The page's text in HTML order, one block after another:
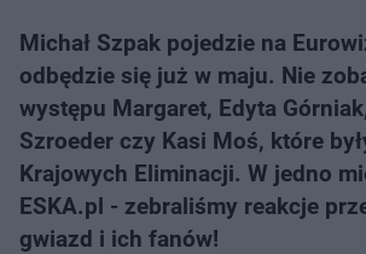
Michał Szpak pojedzie na
odbędzie się już w maju. Nie
występu Margaret, Edyta
Szroeder czy Kasi Moś, które
Krajowych Eliminacji. W jedno
ESKA.pl - zebraliśmy reakcje
gwiazd i ich fanów!